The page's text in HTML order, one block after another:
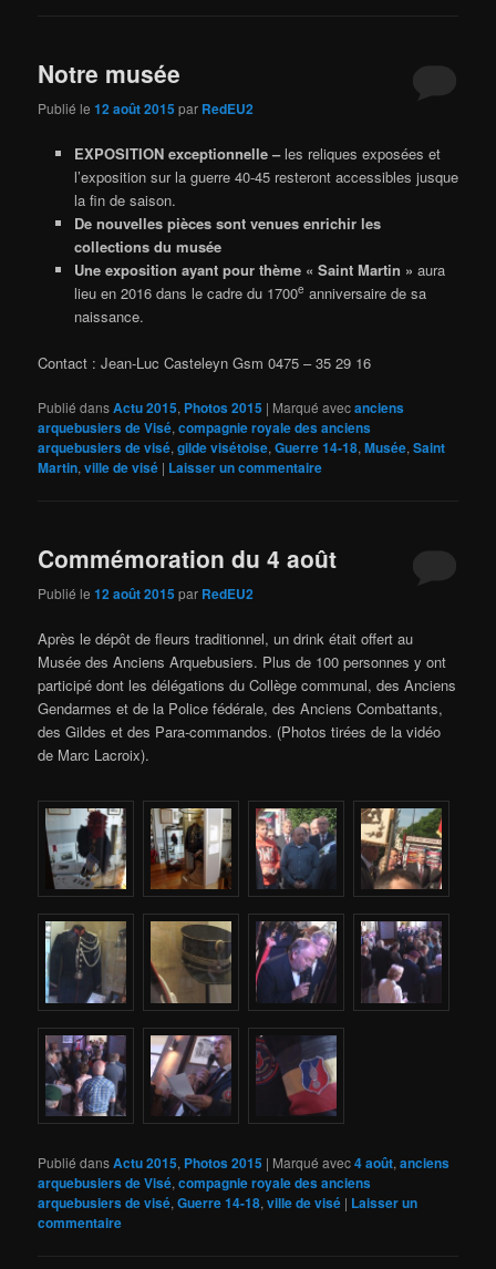
Notre musée
Publié le12 août 2015 par RedEU2
EXPOSITION exceptionnelle – les reliques exposées et
l’exposition sur la guerre 40-45 resteront accessibles jusque
la fin de saison.
De nouvelles pièces sont venues enrichir les
collections du musée
Une exposition ayant pour thème « Saint Martin » aura
lieu en 2016 dans le cadre du 1700e anniversaire de sa
naissance.
Contact : Jean-Luc Casteleyn Gsm 0475 – 35 29 16
Publié dansActu 2015, Photos 2015 | Marqué avecanciens
arquebusiers de Visé,compagnie royale des anciens
arquebusiers de visé,gilde visétoise,Guerre 14-18,Musée,Saint
Martin,ville de visé | Laisser un commentaire
Commémoration du 4 août
Publié le12 août 2015 par RedEU2
Après le dépôt de fleurs traditionnel, un drink était offert au
Musée des Anciens Arquebusiers. Plus de 100 personnes y ont
participé dont les délégations du Collège communal, des Anciens
Gendarmes et de la Police fédérale, des Anciens Combattants,
des Gildes et des Para-commandos. (Photos tirées de la vidéo
de Marc Lacroix).
Publié dansActu 2015, Photos 2015 | Marqué avec4 août,anciens
arquebusiers de Visé,compagnie royale des anciens
arquebusiers de visé,Guerre 14-18,ville de visé | Laisser un
commentaire